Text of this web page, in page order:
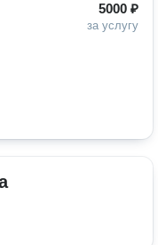
5000 ₽
за услугу